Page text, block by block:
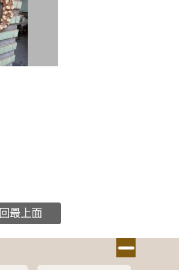
回最上面